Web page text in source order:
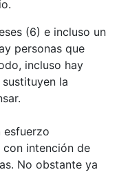
(6) e incluso un
personas que
incluso hay
la
esfuerzo
con intención de
No obstante ya